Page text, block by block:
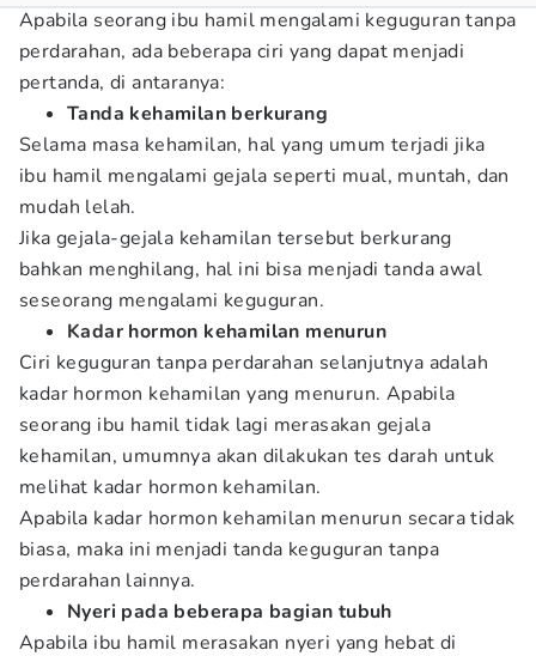
Apabila seorang ibu hamil mengalami keguguran tanpa
perdarahan, ada beberapa ciri yang dapat menjadi
pertanda, di antaranya:
Tanda kehamilan berkurang
Selama masa kehamilan, hal yang umum terjadi jika
ibu hamil mengalami gejala seperti mual, muntah, dan
mudah lelah.
Jika gejala-gejala kehamilan tersebut berkurang
bahkan menghilang, hal ini bisa menjadi tanda awal
seseorang mengalami keguguran.
Kadar hormon kehamilan menurun
Ciri keguguran tanpa perdarahan selanjutnya adalah
kadar hormon kehamilan yang menurun. Apabila
seorang ibu hamil tidak lagi merasakan gejala
kehamilan, umumnya akan dilakukan tes darah untuk
melihat kadar hormon kehamilan.
Apabila kadar hormon kehamilan menurun secara tidak
biasa, maka ini menjadi tanda keguguran tanpa
perdarahan lainnya.
Nyeri pada beberapa bagian tubuh
Apabila ibu hamil merasakan nyeri yang hebat di